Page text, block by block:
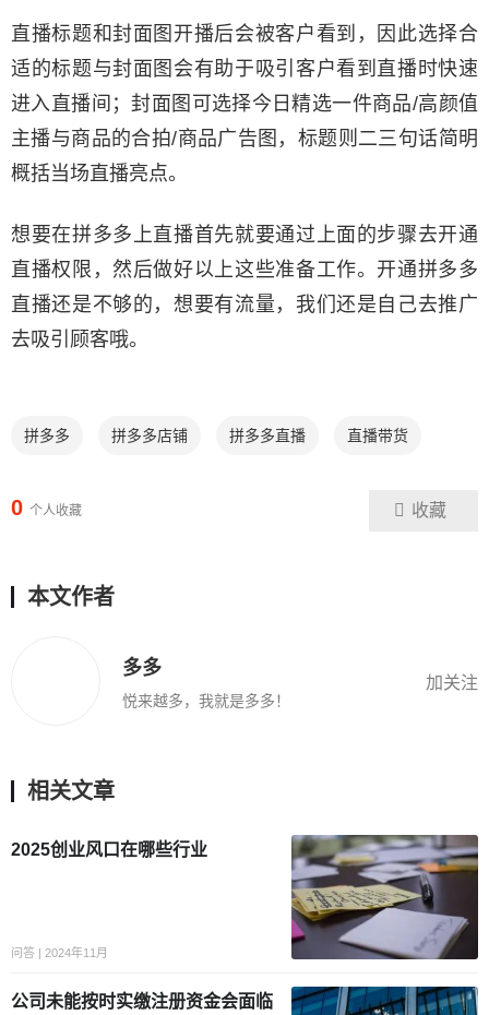
直播标题和封面图开播后会被客户看到，因此选择合
适的标题与封面图会有助于吸引客户看到直播时快速
进入直播间；封面图可选择今日精选一件商品/高颜值
主播与商品的合拍/商品广告图，标题则二三句话简明
概括当场直播亮点。
想要在拼多多上直播首先就要通过上面的步骤去开通
直播权限，然后做好以上这些准备工作。开通拼多多
直播还是不够的，想要有流量，我们还是自己去推广
去吸引顾客哦。
拼多多 拼多多店铺 拼多多直播 直播带货
0 个人收藏 收藏
本文作者
多多
悦来越多，我就是多多！
加关注
相关文章
2025创业风口在哪些行业
问答 | 2024年11月
公司未能按时实缴注册资金会面临